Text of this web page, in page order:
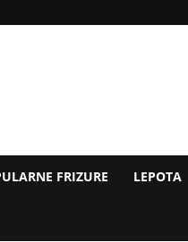
FRIZURE LEPOTA